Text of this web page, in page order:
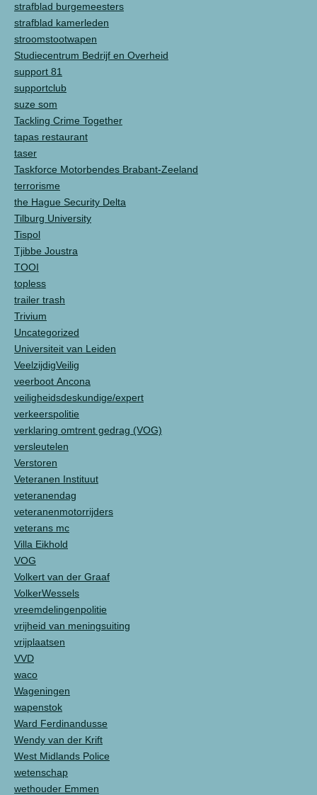
strafblad burgemeesters
strafblad kamerleden
stroomstootwapen
Studiecentrum Bedrijf en Overheid
support 81
supportclub
suze som
Tackling Crime Together
tapas restaurant
taser
Taskforce Motorbendes Brabant-Zeeland
terrorisme
the Hague Security Delta
Tilburg University
Tispol
Tjibbe Joustra
TOOI
topless
trailer trash
Trivium
Uncategorized
Universiteit van Leiden
VeelzijdigVeilig
veerboot Ancona
veiligheidsdeskundige/expert
verkeerspolitie
verklaring omtrent gedrag (VOG)
versleutelen
Verstoren
Veteranen Instituut
veteranendag
veteranenmotorrijders
veterans mc
Villa Eikhold
VOG
Volkert van der Graaf
VolkerWessels
vreemdelingenpolitie
vrijheid van meningsuiting
vrijplaatsen
VVD
waco
Wageningen
wapenstok
Ward Ferdinandusse
Wendy van der Krift
West Midlands Police
wetenschap
wethouder Emmen